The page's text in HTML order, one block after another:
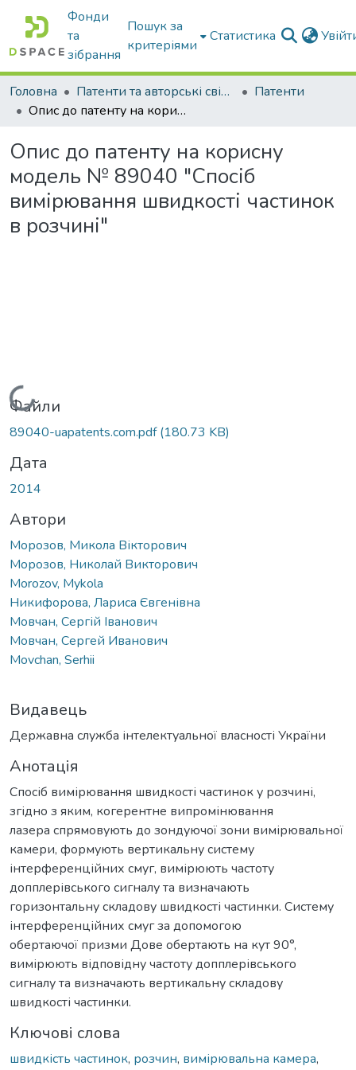
Фонди
та
зібрання
Пошук за
критеріями
Статистика
Головна Патенти та авторські свідоцтва
Патенти
Опис до патенту на корисну модель № 89040 "Спосіб вимірювання швидкості частинок в розчині"
Опис до патенту на корисну
модель № 89040 "Спосіб
вимірювання швидкості частинок
в розчині"
Вантажиться...
Файли
89040-uapatents.com.pdf(180.73 KB)
Дата
2014
Автори
Морозов, Микола Вікторович
Морозов, Николай Викторович
Morozov, Mykola
Никифорова, Лариса Євгенівна
Мовчан, Сергій Іванович
Мовчан, Сергей Иванович
Movchan, Serhii
Видавець
Державна служба інтелектуальної власності України
Анотація
Спосіб вимірювання швидкості частинок у розчині,
згідно з яким, когерентне випромінювання
лазера спрямовують до зондуючої зони вимірювальної
камери, формують вертикальну систему
інтерференційних смуг, вимірюють частоту
допплерівського сигналу та визначають
горизонтальну складову швидкості частинки. Систему
інтерференційних смуг за допомогою
обертаючої призми Дове обертають на кут 90°,
вимірюють відповідну частоту допплерівського
сигналу та визначають вертикальну складову
швидкості частинки.
Ключові слова
швидкість частинок, розчин, вимірювальна камера,